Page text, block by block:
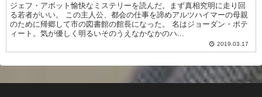
ジェフ・アボット愉快なミステリーを読んだ。まず真相究明に走り回
る若者がいい。 この主人公、都会の仕事を諦めアルツハイマーの母親
のために帰郷して市の図書館の館長になった。 名はジョーダン・ポテ
ィート。気が優しく明るいそのうえなかなかのハ...
2019.03.17